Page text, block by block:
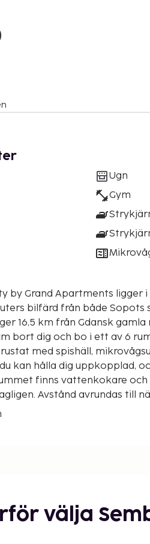
Ugn
Gym
by Grand Apartments ligger i
bilfärd från både Sopots
16,5 km från Gdansk gamla
bort dig och bo i ett av 6
med spishäll,
kan hålla dig uppkopplad,
finns vattenkokare
Avstånd avrundas till
- 3,4 kmvälja